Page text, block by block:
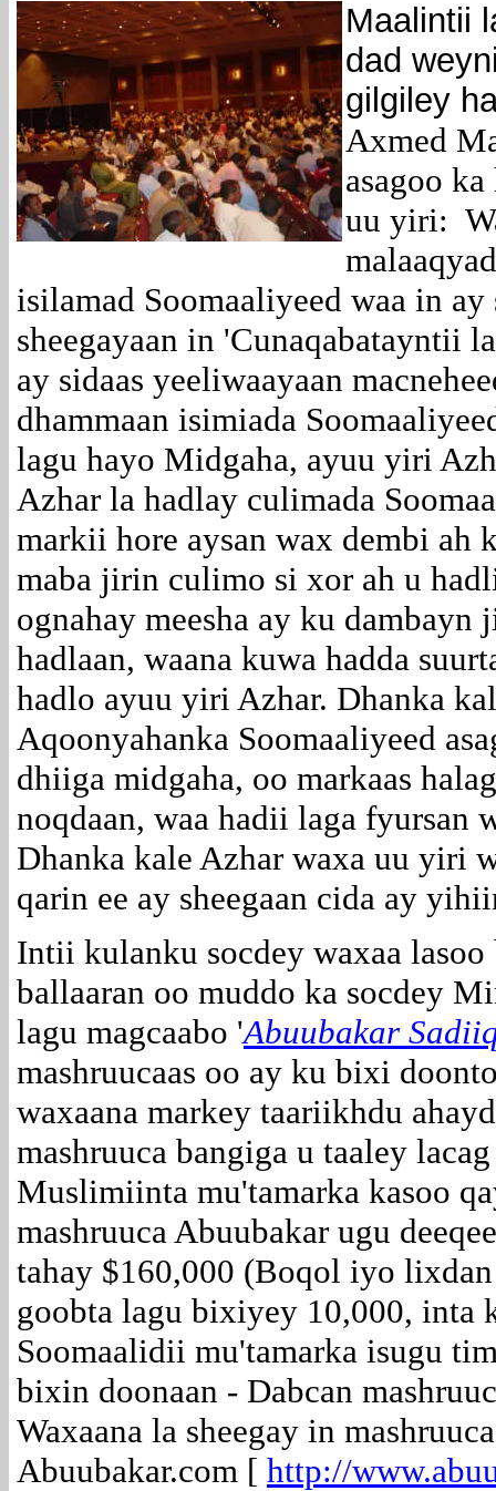
Maalintii
dad
gilgiley
Axmed
asagoo
uu yiri:
isilamad Soomaaliyeed waa in ay
sheegayaan in 'Cunaqabatayntii
ay sidaas yeeliwaayaan
dhammaan isimiada
lagu hayo Midgaha, ayuu yiri
Azhar la hadlay culimada
markii hore aysan wax dembi ah
maba jirin culimo si xor ah u
ognahay meesha ay ku
hadlaan, waana kuwa hadda
hadlo ayuu yiri Azhar. Dhanka
Aqoonyahanka Soomaaliyeed
dhiiga midgaha, oo markaas
noqdaan, waa hadii laga fyursan
Dhanka kale Azhar waxa uu yiri
qarin ee ay sheegaan cida ay
Intii kulanku socdey waxaa lasoo
ballaaran oo muddo ka socdey
lagu magcaabo 'Abuubakar
mashruucaas oo ay ku bixi
waxaana markey taariikhdu
mashruuca bangiga u taaley
Muslimiinta mu'tamarka kasoo
mashruuca Abuubakar ugu
tahay $160,000 (Boqol iyo
goobta lagu bixiyey 10,000, inta
Soomaalidii mu'tamarka isugu
bixin doonaan - Dabcan
Waxaana la sheegay in
Abuubakar.com [ http://